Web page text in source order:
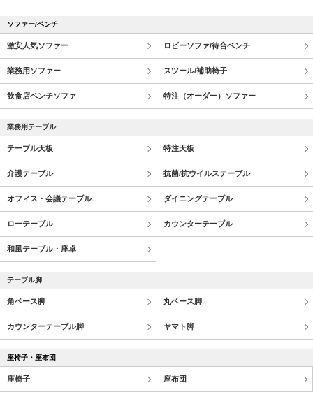
ソファー/ベンチ
激安人気ソファー ロビーソファ/待合ベンチ
業務用ソファー スツール/補助椅子
飲食店ベンチソファ 特注（オーダー）ソファー
業務用テーブル
テーブル天板 特注天板
介護テーブル 抗菌/抗ウイルステーブル
オフィス・会議テーブル ダイニングテーブル
ローテーブル カウンターテーブル
和風テーブル・座卓
テーブル脚
角ベース脚 丸ベース脚
カウンターテーブル脚 ヤマト脚
座椅子・座布団
座椅子 座布団